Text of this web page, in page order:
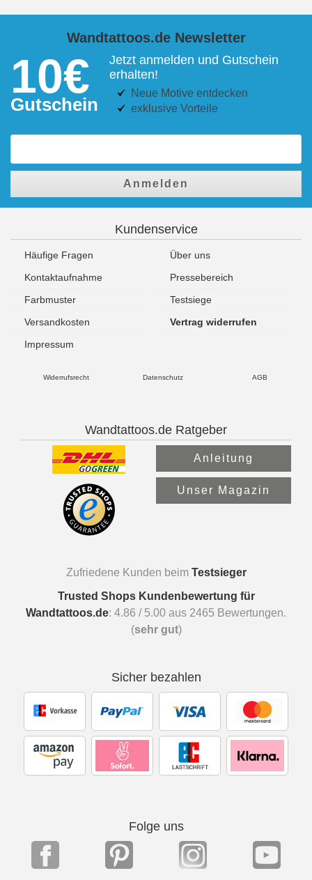
Wandtattoos.de Newsletter
10€
Gutschein
Jetzt anmelden und Gutschein
erhalten!
Neue Motive entdecken
exklusive Vorteile
Anmelden
Kundenservice
Häufige Fragen
Über uns
Kontaktaufnahme
Pressebereich
Farbmuster
Testsiege
Versandkosten
Vertrag widerrufen
Impressum
Widerrufsrecht Datenschutz AGB
Wandtattoos.de Ratgeber
Anleitung
Unser Magazin
Zufriedene Kunden beim Testsieger
Trusted Shops Kundenbewertung für
Wandtattoos.de: 4.86 / 5.00 aus 2465 Bewertungen.
(sehr gut)
Sicher bezahlen
Folge uns